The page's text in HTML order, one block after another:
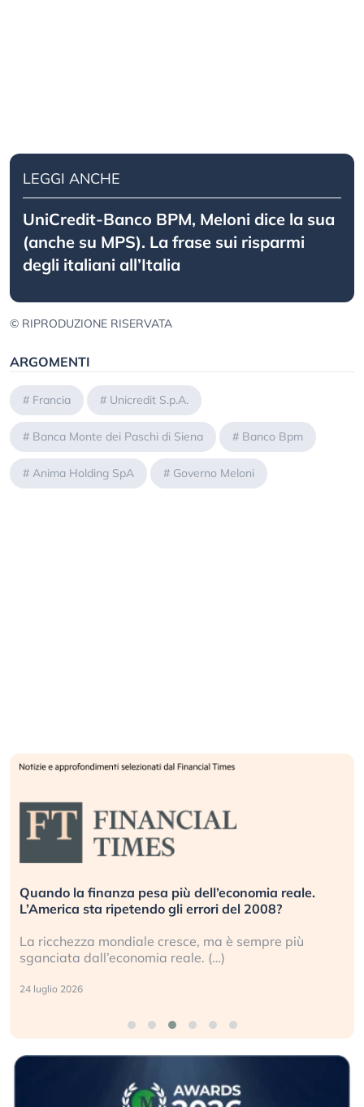
LEGGI ANCHE
UniCredit-Banco BPM, Meloni dice la sua
(anche su MPS). La frase sui risparmi
degli italiani all’Italia
© RIPRODUZIONE RISERVATA
ARGOMENTI
# Francia # Unicredit S.p.A.
# Banca Monte dei Paschi di Siena # Banco Bpm
# Anima Holding SpA # Governo Meloni
Quando la finanza pesa più dell’economia reale.
L’America sta ripetendo gli errori del 2008?
La ricchezza mondiale cresce, ma è sempre più
sganciata dall’economia reale. (…)
24 luglio 2026